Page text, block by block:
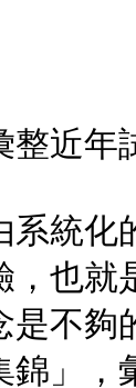
年試
化的
，也就
是不夠
錦」